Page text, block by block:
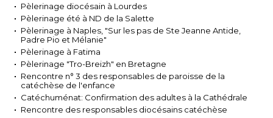
Pèlerinage diocésain à Lourdes
Pèlerinage été à ND de la Salette
Pèlerinage à Naples, "Sur les pas de Ste Jeanne Antide,
Padre Pio et Mélanie"
Pèlerinage à Fatima
Pèlerinage "Tro-Breizh" en Bretagne
Rencontre n° 3 des responsables de paroisse de la
catéchèse de l'enfance
Catéchuménat: Confirmation des adultes à la Cathédrale
Rencontre des responsables diocésains catéchèse